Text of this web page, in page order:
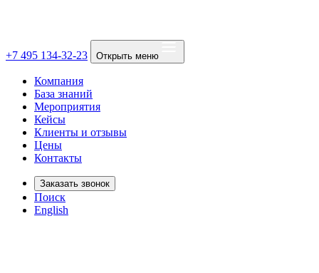
+7 495 134-32-23 Открыть меню
Компания
База знаний
Мероприятия
Кейсы
Клиенты и отзывы
Цены
Контакты
Заказать звонок
Поиск
English